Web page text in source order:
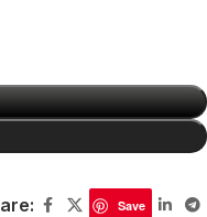
Save